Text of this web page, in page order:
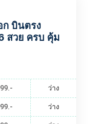
บินตรง
สวย ครบ คุ้ม
ว่าง
ว่าง